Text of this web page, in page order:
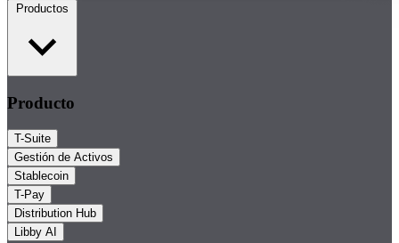
Productos
Producto
T-Suite
Gestión de Activos
Stablecoin
T-Pay
Distribution Hub
Libby AI